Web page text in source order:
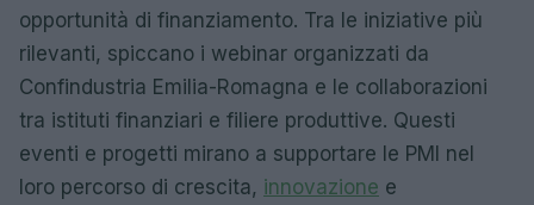
opportunità di finanziamento. Tra le iniziative più
rilevanti, spiccano i webinar organizzati da
Confindustria Emilia-Romagna e le collaborazioni
tra istituti finanziari e filiere produttive. Questi
eventi e progetti mirano a supportare le PMI nel
loro percorso di crescita, innovazione e